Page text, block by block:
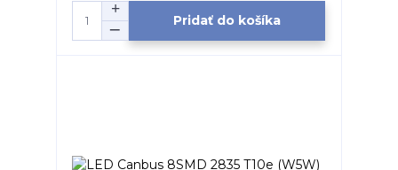
Pridať do košíka